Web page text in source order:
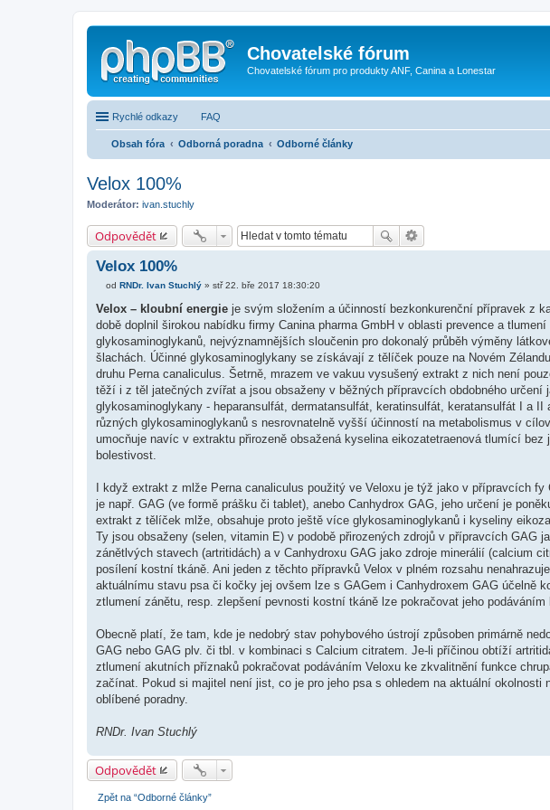
Chovatelské fórum
Chovatelské fórum pro produkty ANF, Canina a Lonestar
Rychlé odkazy FAQ
Obsah fóra Odborná poradna Odborné články
Velox 100%
Moderátor: ivan.stuchly
Odpovědět
Velox 100%
í
s
ě
v
k
od RNDr. Ivan Stuchlý » stř 22. bře 2017 18:30:20
Velox – kloubní energie je svým složením a účinností bezkonkurenční přípravek z
době doplnil širokou nabídku firmy Canina pharma GmbH v oblasti prevence a
glykosaminoglykanů, nejvýznamnějších sloučenin pro dokonalý průběh výměny
šlachách. Účinné glykosaminoglykany se získávají z tělíček pouze na Novém
druhu Perna canaliculus. Šetrně, mrazem ve vakuu vysušený extrakt z nich není
těží i z těl jatečných zvířat a jsou obsaženy v běžných přípravcích obdobného určení
glykosaminoglykany - heparansulfát, dermatansulfát, keratinsulfát, keratansulfát I a
různých glykosaminoglykanů s nesrovnatelně vyšší účinností na metabolismus v
umocňuje navíc v extraktu přirozeně obsažená kyselina eikozatetraenová tlumící
bolestivost.
I když extrakt z mlže Perna canaliculus použitý ve Veloxu je týž jako v přípravcích
je např. GAG (ve formě prášku či tablet), anebo Canhydrox GAG, jeho určení je
extrakt z tělíček mlže, obsahuje proto ještě více glykosaminoglykanů i kyseliny
Ty jsou obsaženy (selen, vitamin E) v podobě přirozených zdrojů v přípravcích GAG
zánětlvých stavech (artritidách) a v Canhydroxu GAG jako zdroje minerálií (calcium
posílení kostní tkáně. Ani jeden z těchto přípravků Velox v plném rozsahu
aktuálnímu stavu psa či kočky jej ovšem lze s GAGem i Canhydroxem GAG účelně
ztlumení zánětu, resp. zlepšení pevnosti kostní tkáně lze pokračovat jeho
Obecně platí, že tam, kde je nedobrý stav pohybového ústrojí způsoben primárně
GAG nebo GAG plv. či tbl. v kombinaci s Calcium citratem. Je-li příčinou obtíží
ztlumení akutních příznaků pokračovat podáváním Veloxu ke zkvalitnění funkce
začínat. Pokud si majitel není jist, co je pro jeho psa s ohledem na aktuální
oblíbené poradny.
RNDr. Ivan Stuchlý
Odpovědět
Zpět na “Odborné články”